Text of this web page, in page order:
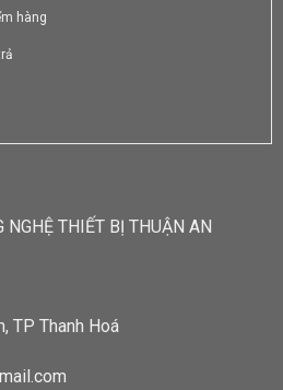
hàng
NGHỆ THIẾT BỊ THUẬN AN
TP Thanh Hoá